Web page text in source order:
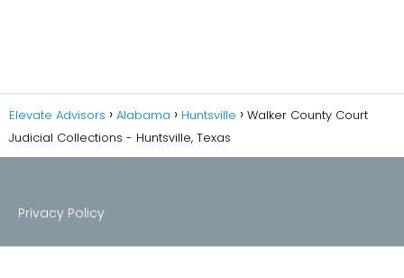
Elevate Advisors Alabama Huntsville
Walker County Court
Judicial Collections - Huntsville, Texas
Privacy Policy